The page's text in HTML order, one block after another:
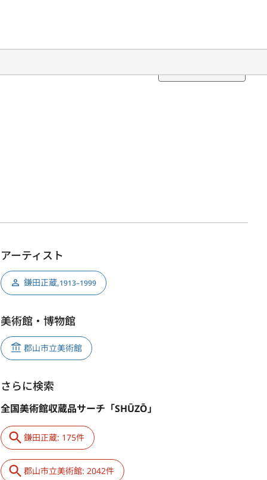
アーティスト
鎌田正蔵,1913–1999
美術館・博物館
郡山市立美術館
さらに検索
全国美術館収蔵品サーチ「SHŪZŌ」
鎌田正蔵: 175件
郡山市立美術館: 2042件